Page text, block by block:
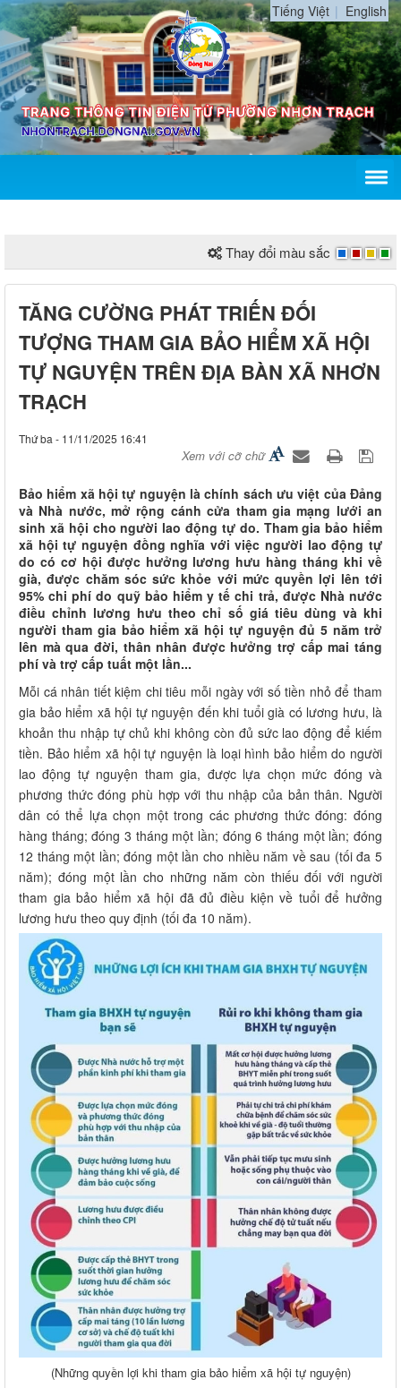
Tiếng Việt English
Thay đổi màu sắc
TĂNG CƯỜNG PHÁT TRIẾN ĐỐI
TƯỢNG THAM GIA BẢO HIỂM XÃ HỘI
TỰ NGUYỆN TRÊN ĐỊA BÀN XÃ NHƠN
TRẠCH
Thứ ba - 11/11/2025 16:41
Xem với cỡ chữ
Bảo hiểm xã hội tự nguyện là chính sách ưu việt của Đảng
và Nhà nước, mở rộng cánh cửa tham gia mạng lưới an
sinh xã hội cho người lao động tự do. Tham gia bảo hiểm
xã hội tự nguyện đồng nghĩa với việc người lao động tự
do có cơ hội được hưởng lương hưu hàng tháng khi về
già, được chăm sóc sức khỏe với mức quyền lợi lên tới
95% chi phí do quỹ bảo hiểm y tế chi trả, được Nhà nước
điều chỉnh lương hưu theo chỉ số giá tiêu dùng và khi
người tham gia bảo hiểm xã hội tự nguyện đủ 5 năm trở
lên mà qua đời, thân nhân được hưởng trợ cấp mai táng
phí và trợ cấp tuất một lần...
Mỗi cá nhân tiết kiệm chi tiêu mỗi ngày với số tiền nhỏ để tham
gia bảo hiểm xã hội tự nguyện đến khi tuổi già có lương hưu, là
khoản thu nhập tự chủ khi không còn đủ sức lao động để kiếm
tiền. Bảo hiểm xã hội tự nguyện là loại hình bảo hiểm do người
lao động tự nguyện tham gia, được lựa chọn mức đóng và
phương thức đóng phù hợp với thu nhập của bản thân. Người
dân có thể lựa chọn một trong các phương thức đóng: đóng
hàng tháng; đóng 3 tháng một lần; đóng 6 tháng một lần; đóng
12 tháng một lần; đóng một lần cho nhiều năm về sau (tối đa 5
năm); đóng một lần cho những năm còn thiếu đối với người
tham gia bảo hiểm xã hội đã đủ điều kiện về tuổi để hưởng
lương hưu theo quy định (tối đa 10 năm).
(Những quyền lợi khi tham gia bảo hiểm xã hội tự nguyện)